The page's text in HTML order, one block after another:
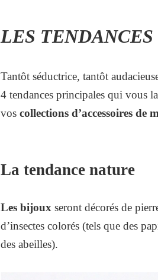
LES
Tantôt séductrice, tantôt
4 tendances principales qui vous
voscollections d’accessoires de
La tendance nature
Les bijoux seront décorés de
d’insectes colorés (tels que des
des abeilles).